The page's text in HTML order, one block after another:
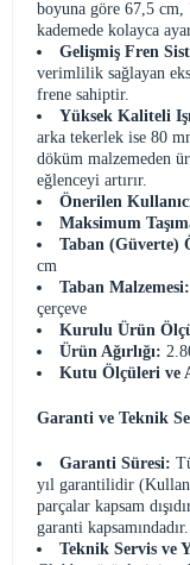
boyuna göre 67,5
kademede kolayca
Gelişmiş Fren
verimlilik sağlayan
frene sahiptir.
Yüksek Kaliteli
arka tekerlek ise 80
döküm malzemeden
eğlenceyi artırır.
Önerilen
Maksimum
Taban (Güverte)
cm
Taban Malzemesi:
çerçeve
Kurulu Ürün
Ürün Ağırlığı:
Kutu Ölçüleri ve
Garanti ve Teknik
Garanti Süresi:
yıl garantilidir
parçalar kapsam
garanti kapsamındadır.
Teknik Servis ve